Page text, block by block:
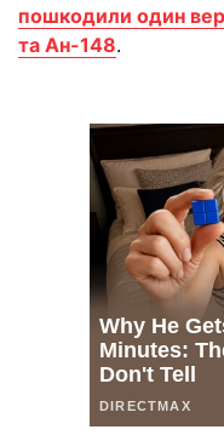
пошкодили один
та Ан-148.